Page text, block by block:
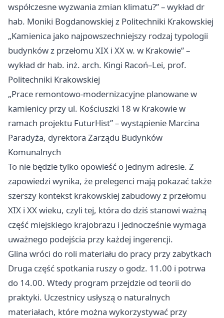
współczesne wyzwania zmian klimatu?” – wykład dr
hab. Moniki Bogdanowskiej z Politechniki Krakowskiej
„Kamienica jako najpowszechniejszy rodzaj typologii
budynków z przełomu XIX i XX w. w Krakowie” –
wykład dr hab. inż. arch. Kingi Racoń–Lei, prof.
Politechniki Krakowskiej
„Prace remontowo-modernizacyjne planowane w
kamienicy przy ul. Kościuszki 18 w Krakowie w
ramach projektu FuturHist” – wystąpienie Marcina
Paradyża, dyrektora Zarządu Budynków
Komunalnych
To nie będzie tylko opowieść o jednym adresie. Z
zapowiedzi wynika, że prelegenci mają pokazać także
szerszy kontekst krakowskiej zabudowy z przełomu
XIX i XX wieku, czyli tej, która do dziś stanowi ważną
część miejskiego krajobrazu i jednocześnie wymaga
uważnego podejścia przy każdej ingerencji.
Glina wróci do roli materiału do pracy przy zabytkach
Druga część spotkania ruszy o godz. 11.00 i potrwa
do 14.00. Wtedy program przejdzie od teorii do
praktyki. Uczestnicy usłyszą o naturalnych
materiałach, które można wykorzystywać przy